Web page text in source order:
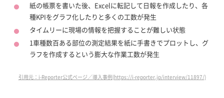
紙の帳票を書いた後、Excelに転記して日報を作成したり、各
種KPIをグラフ化したりと多くの工数が発生
タイムリーに現場の情報を把握することが難しい状態
1車種数百ある部位の測定結果を紙に手書きでプロットし、グ
ラフを作成するという膨大な作業工数が発生
引用元：i-Reporter公式ページ／導入事例(https://i-reporter.jp/interview/11897/)